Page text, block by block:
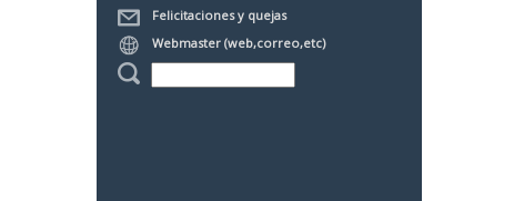
Felicitaciones y quejas
Webmaster (web,correo,etc)